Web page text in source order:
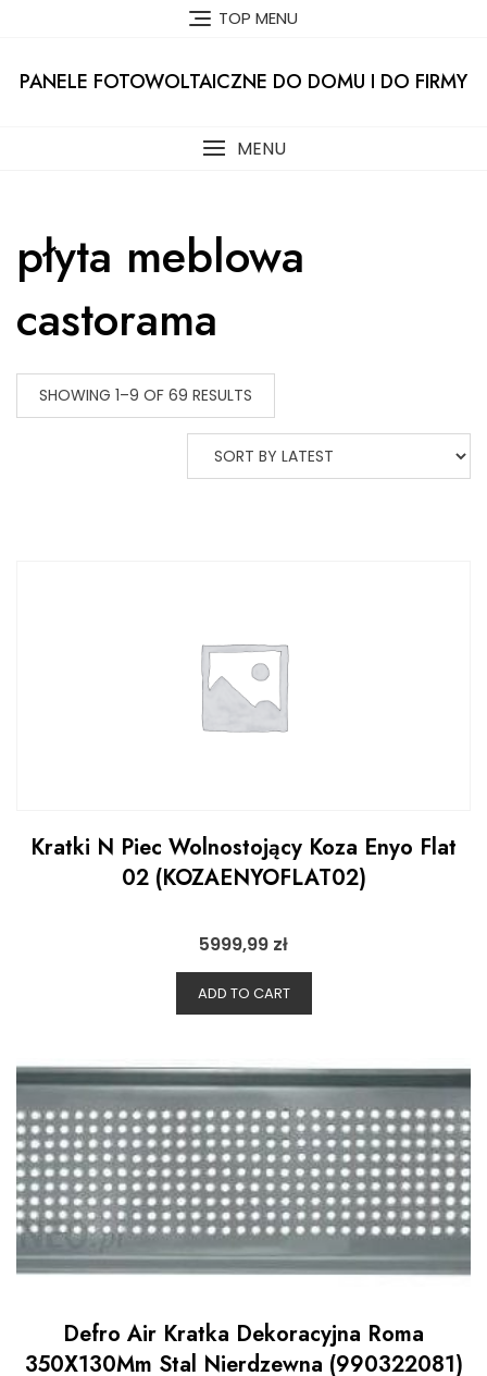
TOP MENU
PANELE FOTOWOLTAICZNE DO DOMU I DO FIRMY
MENU
płyta meblowa
castorama
SHOWING 1–9 OF 69 RESULTS
Kratki N Piec Wolnostojący Koza Enyo Flat
02 (KOZAENYOFLAT02)
5999,99 zł
ADD TO CART
Defro Air Kratka Dekoracyjna Roma
350X130Mm Stal Nierdzewna (990322081)